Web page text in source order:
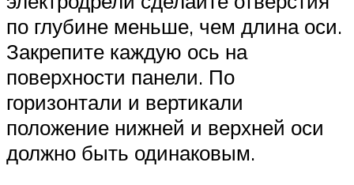
по глубине меньше, чем длина оси.
Закрепите каждую ось на
поверхности панели. По
горизонтали и вертикали
положение нижней и верхней оси
должно быть одинаковым.